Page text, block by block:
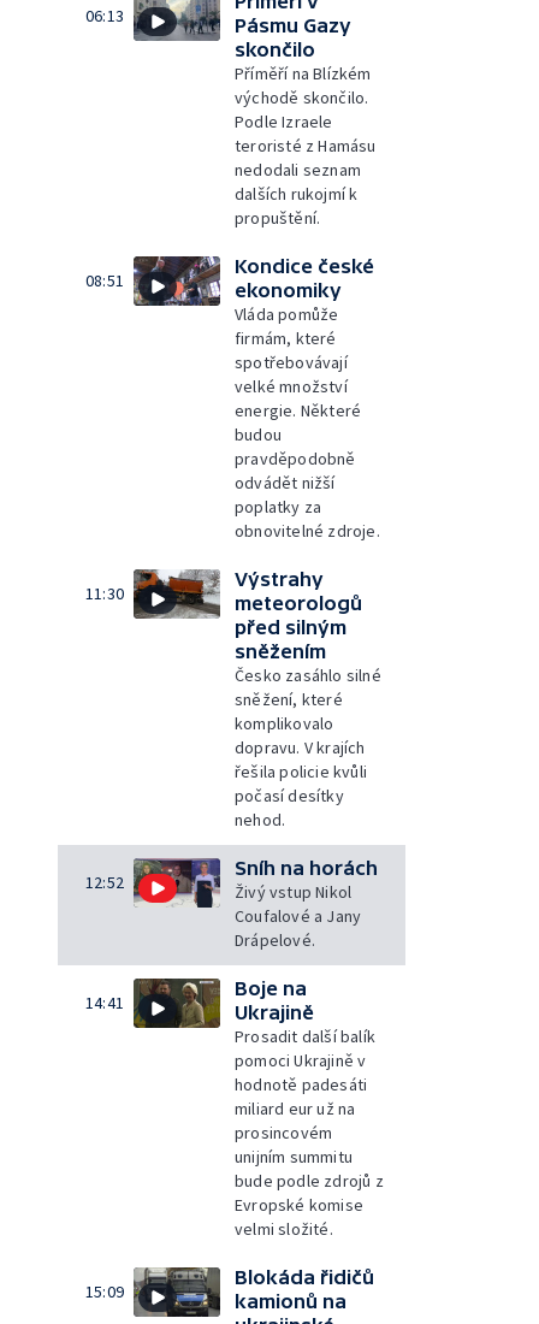
06:13
Pásmu Gazy
skončilo
Příměří na Blízkém
východě skončilo.
Podle Izraele
teroristé z Hamásu
nedodali seznam
dalších rukojmí k
propuštění.
08:51
Kondice české
ekonomiky
Vláda pomůže
firmám, které
spotřebovávají
velké množství
energie. Některé
budou
pravděpodobně
odvádět nižší
poplatky za
obnovitelné zdroje.
11:30
Výstrahy
meteorologů
před silným
sněžením
Česko zasáhlo silné
sněžení, které
komplikovalo
dopravu. V krajích
řešila policie kvůli
počasí desítky
nehod.
12:52
Sníh na horách
Živý vstup Nikol
Coufalové a Jany
Drápelové.
14:41
Boje na
Ukrajině
Prosadit další balík
pomoci Ukrajině v
hodnotě padesáti
miliard eur už na
prosincovém
unijním summitu
bude podle zdrojů z
Evropské komise
velmi složité.
15:09
Blokáda řidičů
kamionů na